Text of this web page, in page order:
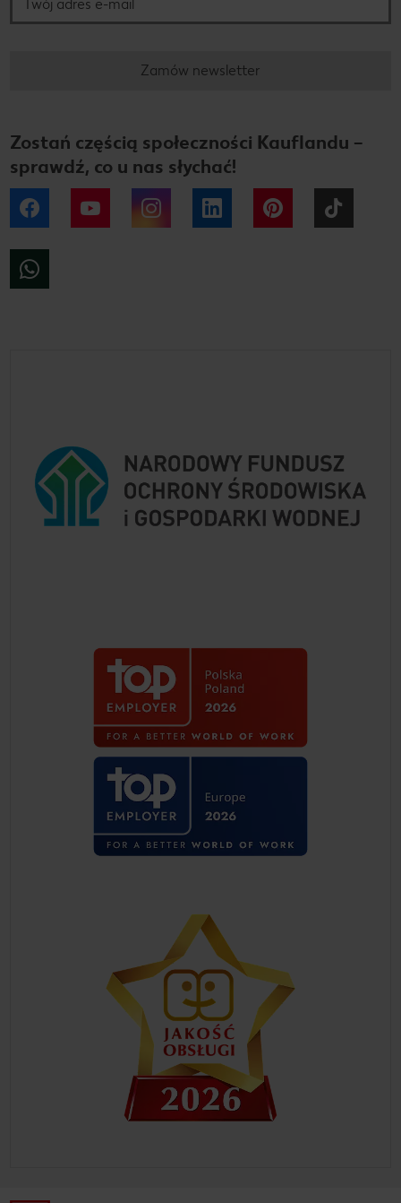
Zamów newsletter
Zostań częścią społeczności Kauflandu –
sprawdź, co u nas słychać!
Facebook YouTube Instagram LinkedIn Pinterest